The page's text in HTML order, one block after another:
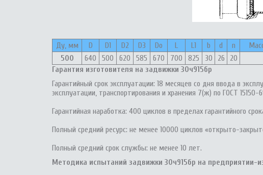
Ду, мм D D1 D2 D3 Dо L L1 b d n
500
640 500 620 585 670 700 825 30 26 20
Гарантия изготовителя на задвижки 30ч915бр
Гарантийный срок эксплуатации: 18 месяцев со дня ввода в
эксплуатации, транспортирования и хранения 7(ж) по ГОСТ 15150-
Гарантийная наработка: 400 циклов в пределах гарантийного
Полный средний ресурс: не менее 10000 циклов «открыто-
Полный средний срок службы: не менее 10 лет.
Методика испытаний задвижки 30ч915бр на предприятии-